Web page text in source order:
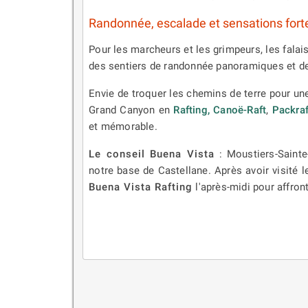
Randonnée, escalade et sensations
Pour les marcheurs et les grimpeurs, les
des sentiers de randonnée panoramiques et
Envie de troquer les chemins de terre pour
Grand Canyon en Rafting, Canoë-Raft,
et mémorable.
Le conseil Buena Vista : Moustiers-
notre base de Castellane. Après avoir visité
Buena Vista Rafting l'après-midi pour